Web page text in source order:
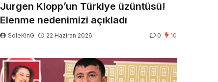
Jurgen Klopp’un Türkiye üzüntüsü!
Elenme nedenimizi açıkladı
SoleKinG 22 Haziran 2026 0 10